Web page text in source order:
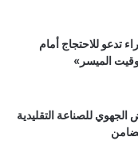
تدعو للاحتجاج أمام
الميسر»
للصناعة التقليدية